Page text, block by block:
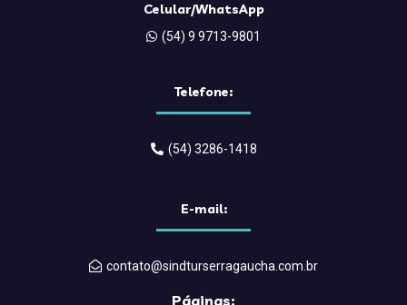
Celular/WhatsApp
(54) 9 9713-9801
Telefone:
(54) 3286-1418
E-mail:
contato@sindturserragaucha.com.br
Páginas: